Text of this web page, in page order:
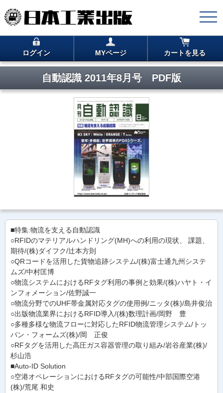
ログイン MYページ カートを見る
自動認識 2011年8月号 PDF版
■特集:物流を支える自動認識
○RFIDのマテリアルハンドリング(MH)への利用の現状、 課題、
期待/(株)ダイフク/辻本方則
○QRコードを活用した貨物追跡システム/(株)富士通九州システ
ムズ/中村匡博
○物流システムにおけるRFタグ利用の事例と効果/(株)ハヤト・イ
ンフォメーション/佐野誠一
○物流分野でのUHF帯金属対応タグの使用例/ニッタ(株)/島井俊治
○出版物流業界におけるRFID導入/(株)数理計画/岡野 豊
○多種多様な物流フローに対応したRFID物流管理システム/トッ
パン・フォームズ(株)/岡 正俊
○RFタグを活用した高圧ガス容器管理の取り組み/岩谷産業(株)/
杉山浩
■Auto-ID Solution
○空港オペレーションにおけるRFタグの可能性/中部国際空港
(株)/荒尾 和史